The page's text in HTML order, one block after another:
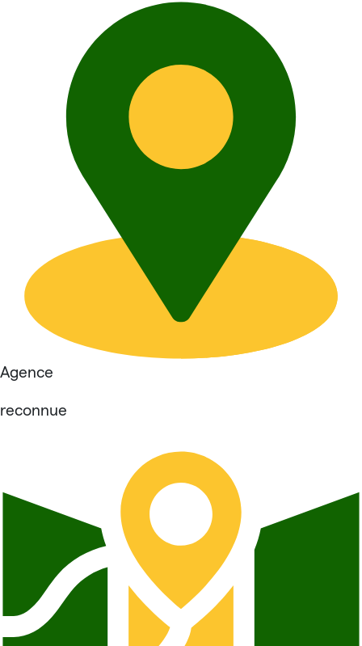
Agence
reconnue